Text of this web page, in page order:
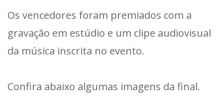
Os vencedores foram premiados com a
gravação em estúdio e um clipe audiovisual
da música inscrita no evento.
Confira abaixo algumas imagens da final.